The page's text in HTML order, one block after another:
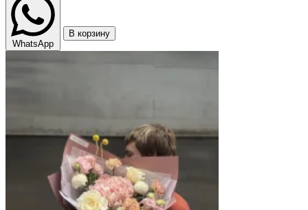
WhatsApp
В корзину